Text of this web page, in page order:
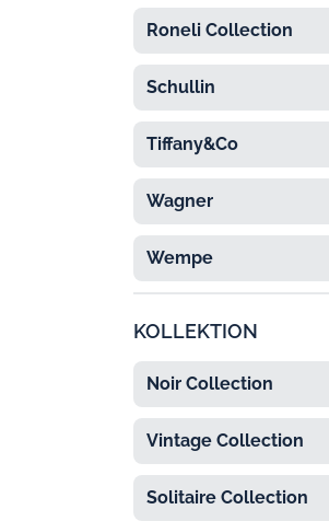
Roneli Collection
Schullin
Tiffany&Co
Wagner
Wempe
KOLLEKTION
Noir Collection
Vintage Collection
Solitaire Collection